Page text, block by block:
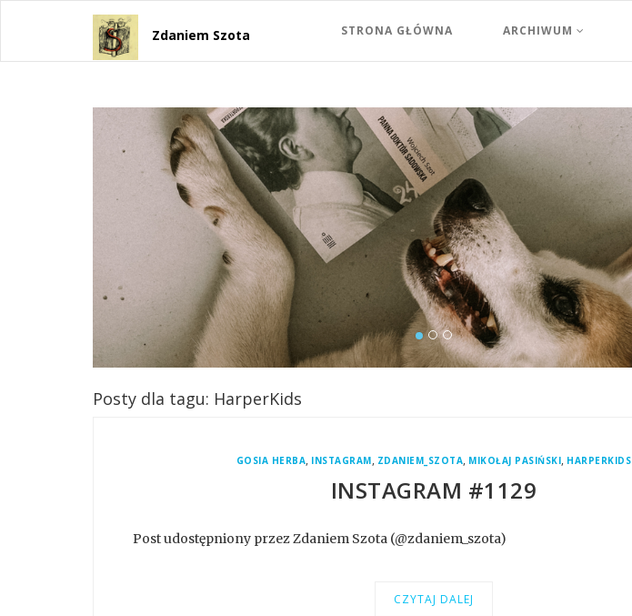
Zdaniem Szota STRONA GŁÓWNA ARCHIWUM
Posty dla tagu: HarperKids
GOSIA HERBA, INSTAGRAM, ZDANIEM_SZOTA, MIKOŁAJ PASIŃSKI, HARPERKIDS
INSTAGRAM #1129
Post udostępniony przez Zdaniem Szota (@zdaniem_szota)
CZYTAJ DALEJ